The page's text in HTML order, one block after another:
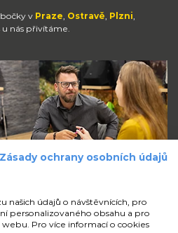
v Praze Ostravě Plzni
u nás přivítáme.
s námi v kontaktu
Zásady ochrany osobních údajů
našich údajů o návštěvnících, pro
personalizovaného obsahu a pro
Pro více informací o cookies